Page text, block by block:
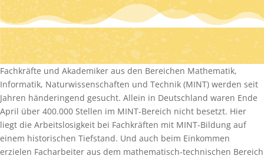
Fachkräfte und Akademiker aus den Bereichen Mathematik,
Informatik, Naturwissenschaften und Technik (MINT) werden seit
Jahren händeringend gesucht. Allein in Deutschland waren Ende
April über 400.000 Stellen im MINT-Bereich nicht besetzt. Hier
liegt die Arbeitslosigkeit bei Fachkräften mit MINT-Bildung auf
einem historischen Tiefstand. Und auch beim Einkommen
erzielen Facharbeiter aus dem mathematisch-technischen Bereich